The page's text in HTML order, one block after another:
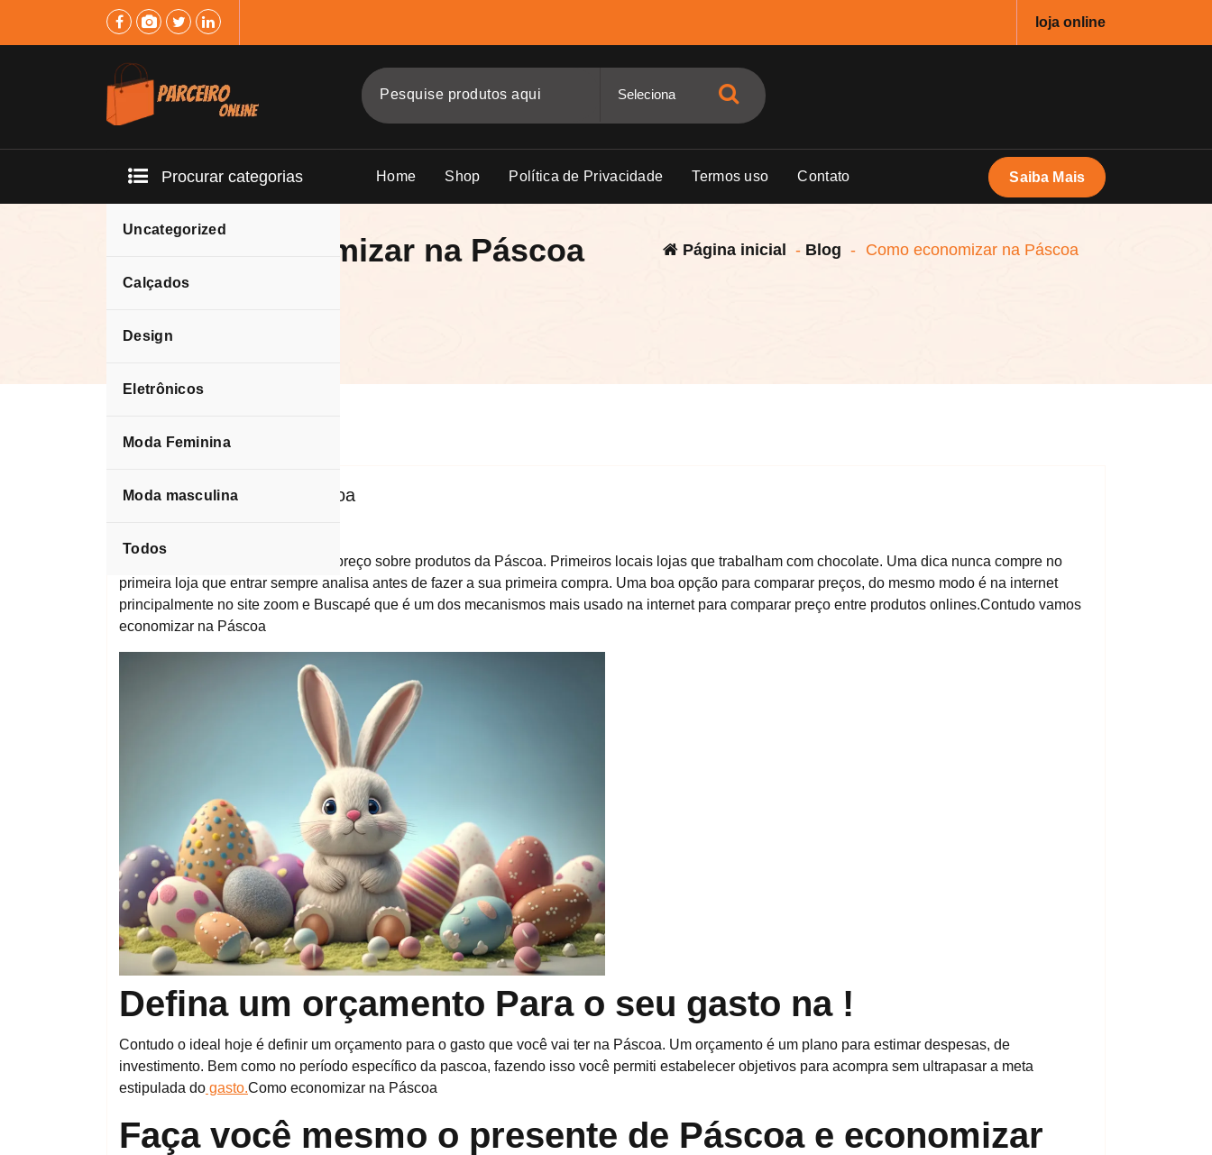
loja online
Procurar categorias
Uncategorized
Calçados
Design
Eletrônicos
Moda Feminina
Moda masculina
Todos
Home Shop Política de Privacidade Termos uso Contato Saiba Mais
Como economizar na Páscoa Página inicial - Blog - Como economizar na Páscoa
Blog
espktra
Como economizar na Páscoa
Onde devo pesquisar e comparar preço sobre produtos da Páscoa. Primeiros locais lojas que trabalham com chocolate. Uma dica nunca compre no
primeira loja que entrar sempre analisa antes de fazer a sua primeira compra. Uma boa opção para comparar preços, do mesmo modo é na internet
principalmente no site zoom e Buscapé que é um dos mecanismos mais usado na internet para comparar preço entre produtos onlines.Contudo vamos
economizar na Páscoa
Defina um orçamento Para o seu gasto na !
Contudo o ideal hoje é definir um orçamento para o gasto que você vai ter na Páscoa. Um orçamento é um plano para estimar despesas, de
investimento. Bem como no período específico da pascoa, fazendo isso você permiti estabelecer objetivos para acompra sem ultrapasar a meta
estipulada do gasto.Como economizar na Páscoa
Faça você mesmo o presente de Páscoa e economizar